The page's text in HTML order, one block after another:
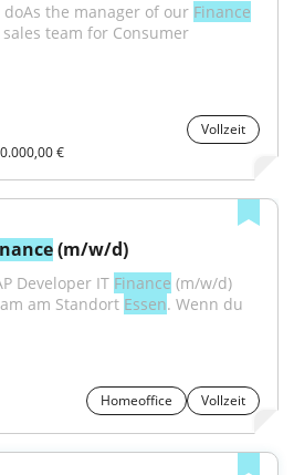
the manager of our Finance
team for Consumer
Vollzeit
€
(m/w/d)
Developer IT Finance (m/w/d)
am Standort Essen. Wenn du
Homeoffice Vollzeit